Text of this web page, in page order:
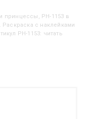
принцессы, РН-1153 в
Раскраска с наклейками
РН-1153: читать